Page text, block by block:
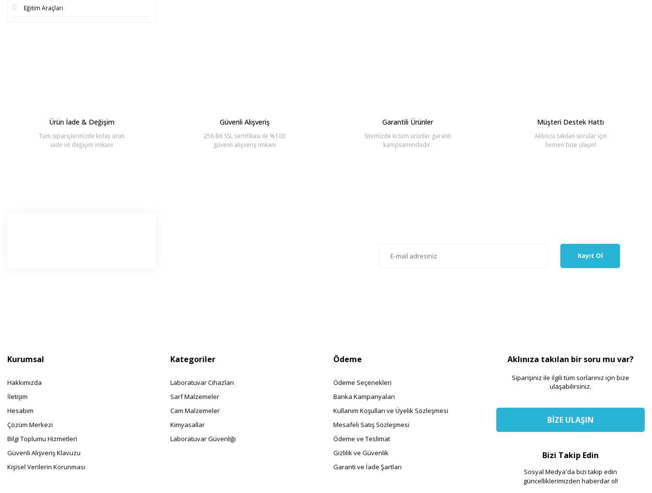
Eğitim Araçları
Ürün İade & Değişim
Tüm siparişlerinizde kolay ürün
iade ve değişim imkanı
Güvenli Alışveriş
256 Bit SSL sertifikası ile %100
güvenli alışveriş imkanı
Garantili Ürünler
Sitemizde ki tüm ürünler garanti
kampsamındadır.
Müşteri Destek Hattı
Aklınıza takılan sorular için
hemen bize ulaşın!
Kayıt Ol
Kurumsal
Hakkımızda
İletişim
Hesabım
Çözüm Merkezi
Bilgi Toplumu Hizmetleri
Güvenli Alışveriş Klavuzu
Kişisel Verilerin Korunması
Kategoriler
Laboratuvar Cihazları
Sarf Malzemeler
Cam Malzemeler
Kimyasallar
Laboratuvar Güvenliği
Ödeme
Ödeme Seçenekleri
Banka Kampanyaları
Kullanım Koşulları ve Üyelik Sözleşmesi
Mesafeli Satış Sözleşmesi
Ödeme ve Teslimat
Gizlilik ve Güvenlik
Garanti ve İade Şartları
Aklınıza takılan bir soru mu var?
Siparişiniz ile ilgili tüm sorlarınız için bize
ulaşabilirsiniz.
BİZE ULAŞIN
Bizi Takip Edin
Sosyal Medya'da bizi takip edin
güncelliklerimizden haberdar ol!